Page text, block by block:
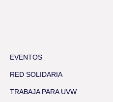
EVENTOS
RED SOLIDARIA
TRABAJA PARA UVW